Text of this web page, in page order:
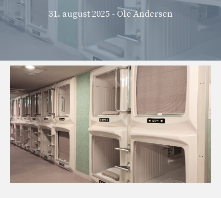
31. august 2025 - Ole Andersen